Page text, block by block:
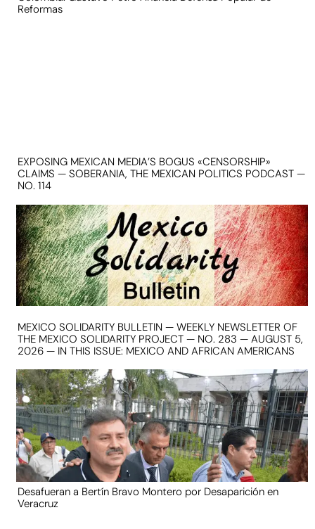
Reformas
EXPOSING MEXICAN MEDIA’S BOGUS «CENSORSHIP»
CLAIMS — SOBERANIA, THE MEXICAN POLITICS PODCAST —
NO. 114
MEXICO SOLIDARITY BULLETIN — WEEKLY NEWSLETTER OF
THE MEXICO SOLIDARITY PROJECT — NO. 283 — AUGUST 5,
2026 — IN THIS ISSUE: MEXICO AND AFRICAN AMERICANS
Desafueran a Bertín Bravo Montero por Desaparición en
Veracruz